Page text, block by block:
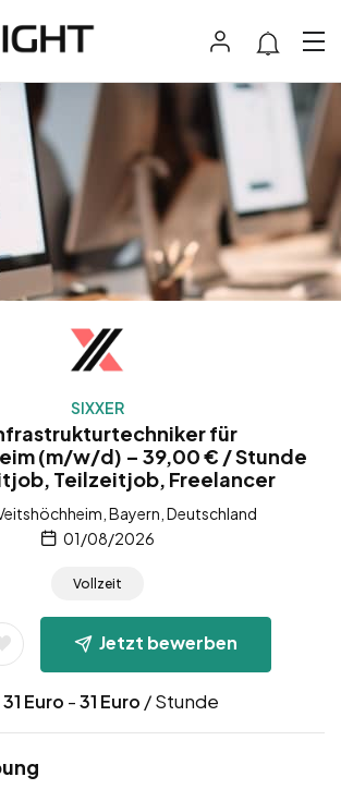
SIXXER
für
(m/w/d) – 39,00 € / Stunde
Teilzeitjob, Freelancer
Bayern, Deutschland
01/08/2026
Vollzeit
Jetzt bewerben
31 Euro -31 Euro / Stunde